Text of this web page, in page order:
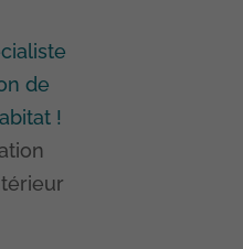
de
!